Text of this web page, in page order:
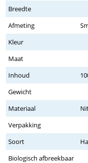
Breedte
Afmeting
Kleur
Maat
Inhoud
Gewicht
Materiaal
Verpakking
Soort
Biologisch afbreekbaar